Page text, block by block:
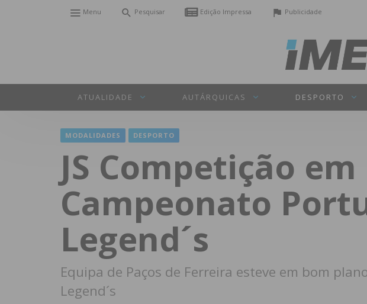
Menu Pesquisar Edição Impressa Publicidade
ATUALIDADE AUTÁRQUICAS DESPORTO
MODALIDADES DESPORTO
JS Competição
Campeonato
Legend´s
Equipa de Paços de Ferreira esteve em bom
Legend´s